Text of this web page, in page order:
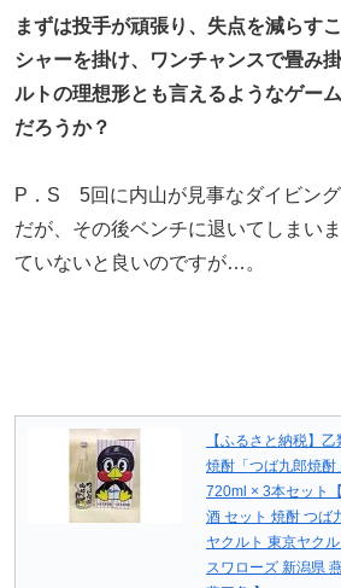
まずは投手が頑張り、失点を減らす
シャーを掛け、ワンチャンスで畳み
ルトの理想形とも言えるようなゲー
だろうか？
P．S 5回に内山が見事なダイビン
だが、その後ベンチに退いてしまい
ていないと良いのですが…。
【ふるさと納税】乙
焼酎「つば九郎焼酎」
720ml × 3本セット
酒 セット 焼酎 つば
ヤクルト 東京ヤクル
スワローズ 新潟県